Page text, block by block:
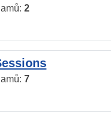
2
7